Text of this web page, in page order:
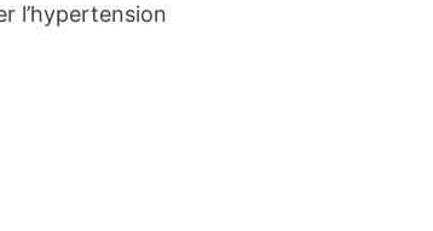
l’hypertension